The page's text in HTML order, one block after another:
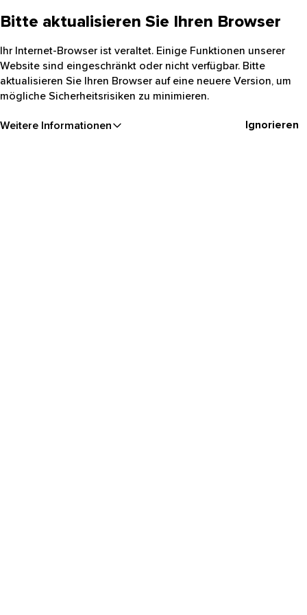
Bitte aktualisieren Sie Ihren Browser
Ihr Internet-Browser ist veraltet. Einige Funktionen unserer
Website sind eingeschränkt oder nicht verfügbar. Bitte
aktualisieren Sie Ihren Browser auf eine neuere Version, um
mögliche Sicherheitsrisiken zu minimieren.
Weitere Informationen Ignorieren